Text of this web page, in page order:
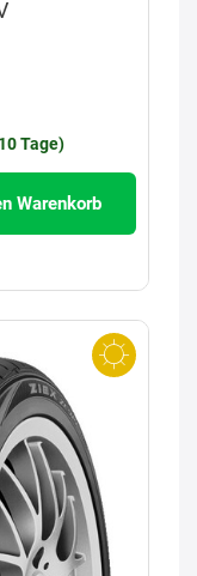
Tage)
Warenkorb